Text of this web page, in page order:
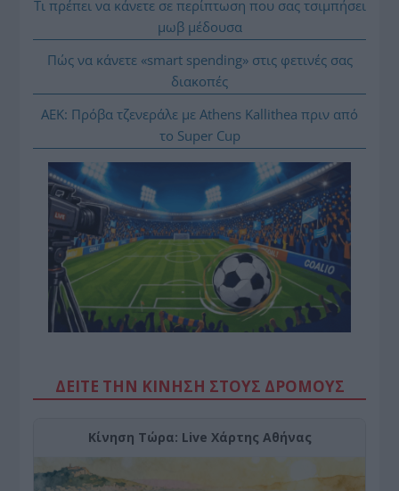
Τι πρέπει να κάνετε σε περίπτωση που σας τσιμπήσει
μωβ μέδουσα
Πώς να κάνετε «smart spending» στις φετινές σας
διακοπές
ΑΕΚ: Πρόβα τζενεράλε με Athens Kallithea πριν από
το Super Cup
ΔΕΙΤΕ ΤΗΝ ΚΙΝΗΣΗ ΣΤΟΥΣ ΔΡΌΜΟΥΣ
Κίνηση Τώρα: Live Χάρτης Αθήνας